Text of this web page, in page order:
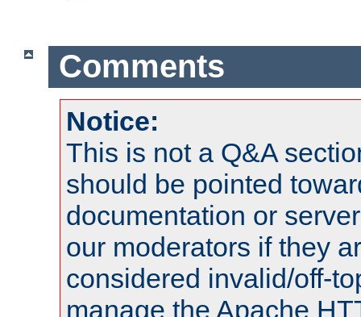
Comments
Notice:
This is not a Q&A
should be pointed
documentation or
our moderators if they
considered invalid/off-
manage the Apache